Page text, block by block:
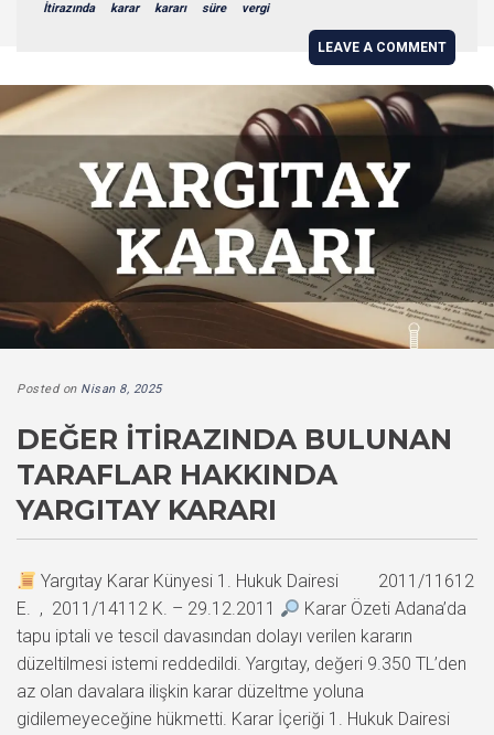
İtirazında karar kararı süre vergi
LEAVE A COMMENT
Posted on Nisan 8, 2025
DEĞER İTIRAZINDA BULUNAN
TARAFLAR HAKKINDA
YARGITAY KARARI
Yargıtay Karar Künyesi 1. Hukuk Dairesi 2011/11612
E. , 2011/14112 K. – 29.12.2011
Karar Özeti Adana’da
tapu iptali ve tescil davasından dolayı verilen kararın
düzeltilmesi istemi reddedildi. Yargıtay, değeri 9.350 TL’den
az olan davalara ilişkin karar düzeltme yoluna
gidilemeyeceğine hükmetti. Karar İçeriği 1. Hukuk Dairesi